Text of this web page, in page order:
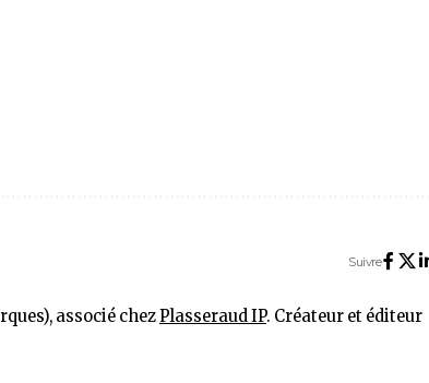
Suivre
associé chezPlasseraud IP. Créateur et éditeur